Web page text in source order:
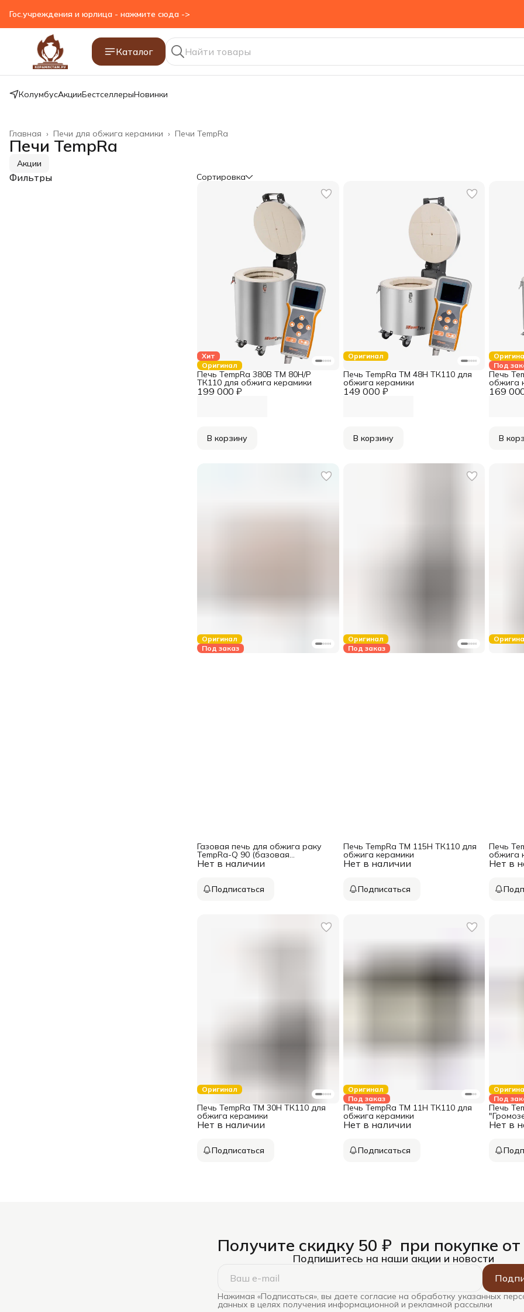
Гос.учреждения и юрлица - нажмите сюда ->
Каталог
КолумбусАкцииБестселлерыНовинки
Печи TempRa
Печи для обжига керамики ›
Главная ›
Печи TempRa
Акции
Фильтры Сортировка
Хит
Оригинал
199 000 ₽
Печь TempRa 380В TM 80H/Р
ТК110 для обжига керамики
В корзину
Оригинал
149 000 ₽
Печь TempRa TM 48H ТК110 для
обжига керамики
В корзину
Под
169
Печь
обжига
В
Оригинал
Под заказ
Нет в наличии
Газовая печь для обжига раку
TempRa-Q 90 (базовая
комплектация)
Подписаться
Оригинал
Под заказ
Нет в наличии
Печь TempRa TM 115H ТК110 для
обжига керамики
Подписаться
Нет в
Печь
обжига
Оригинал
Нет в наличии
Печь TempRa TM 30H ТК110 для
обжига керамики
Подписаться
Оригинал
Под заказ
Нет в наличии
Печь TempRa TM 11H ТК110 для
обжига керамики
Подписаться
Под
Нет в
Печь
Получите скидку 50 ₽ при покупке
Подпишитесь на наши акции и новости
Нажимая «Подписаться», вы даете согласие на обработку указанных
данных в целях получения информационной и рекламной рассылки